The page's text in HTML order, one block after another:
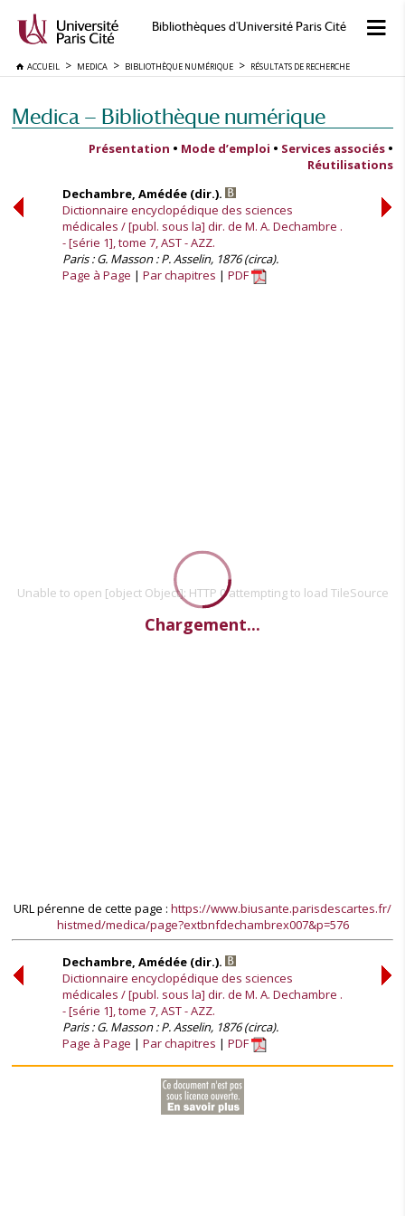
Bibliothèques d'Université Paris Cité
ACCUEIL MEDICA BIBLIOTHÈQUE NUMÉRIQUE RÉSULTATS DE RECHERCHE
Medica — Bibliothèque numérique
Présentation • Mode d’emploi • Services associés •
Réutilisations
Dechambre, Amédée (dir.).
Dictionnaire encyclopédique des sciences
médicales / [publ. sous la] dir. de M. A. Dechambre .
- [série 1], tome 7, AST - AZZ.
Paris : G. Masson : P. Asselin, 1876 (circa).
Page à Page
Par chapitres PDF
Unable to open [object Object]: HTTP 0 attempting to load TileSource
Chargement...
URL pérenne de cette page : https://www.biusante.parisdescartes.fr/
histmed/medica/page?extbnfdechambrex007&p=576
Dechambre, Amédée (dir.).
Dictionnaire encyclopédique des sciences
médicales / [publ. sous la] dir. de M. A. Dechambre .
- [série 1], tome 7, AST - AZZ.
Paris : G. Masson : P. Asselin, 1876 (circa).
Page à Page
Par chapitres PDF